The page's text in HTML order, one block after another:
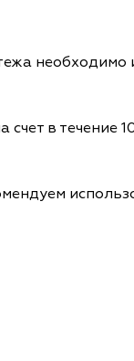
необходимо
в течение